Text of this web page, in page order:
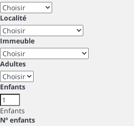
Localité
Immeuble
Adultes
Enfants
Enfants
Nº enfants